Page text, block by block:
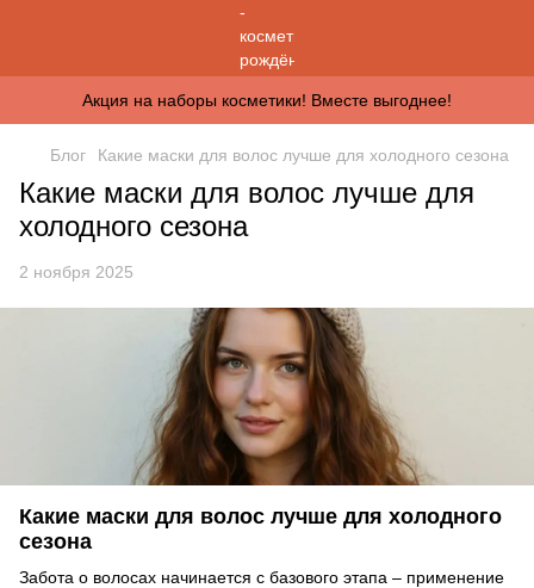
Акция на наборы косметики! Вместе выгоднее!
Блог Какие маски для волос лучше для холодного сезона
Какие маски для волос лучше для
холодного сезона
2 ноября 2025
Какие маски для волос лучше для холодного
сезона
Забота о волосах начинается с базового этапа – применение